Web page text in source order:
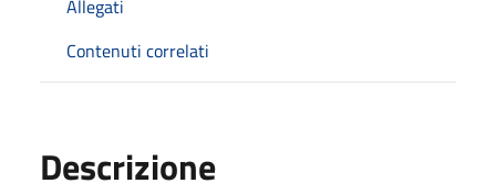
Allegati
Contenuti correlati
Descrizione